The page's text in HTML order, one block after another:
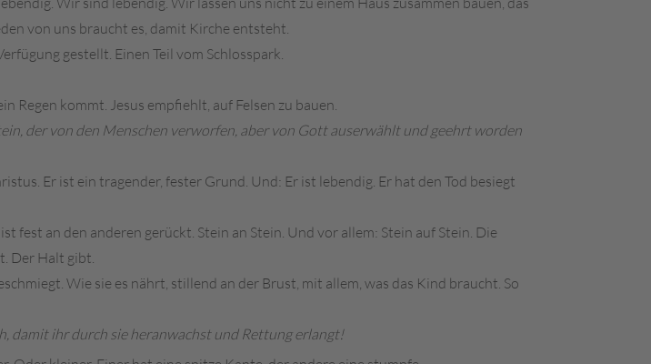
von uns braucht es, damit Kirche entsteht.
gestellt. Einen Teil vom Schlosspark.
Regen kommt. Jesus empfiehlt, auf Felsen zu bauen.
der von den Menschen verworfen, aber von Gott auserwählt und geehrt worden
Er ist ein tragender, fester Grund. Und: Er ist lebendig. Er hat den Tod besiegt
fest an den anderen gerückt. Stein an Stein. Und vor allem: Stein auf Stein. Die
Der Halt gibt.
Wie sie es nährt, stillend an der Brust, mit allem, was das Kind braucht. So
damit ihr durch sie heranwachst und Rettung erlangt!